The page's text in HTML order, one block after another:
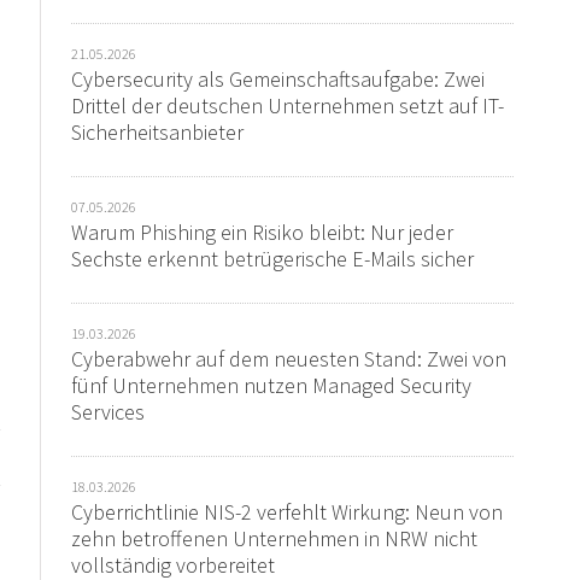
21.05.2026
Cybersecurity als Gemeinschaftsaufgabe: Zwei
Drittel der deutschen Unternehmen setzt auf IT-
Sicherheitsanbieter
07.05.2026
Warum Phishing ein Risiko bleibt: Nur jeder
Sechste erkennt betrügerische E-Mails sicher
19.03.2026
Cyberabwehr auf dem neuesten Stand: Zwei von
fünf Unternehmen nutzen Managed Security
Services
18.03.2026
Cyberrichtlinie NIS-2 verfehlt Wirkung: Neun von
zehn betroffenen Unternehmen in NRW nicht
vollständig vorbereitet